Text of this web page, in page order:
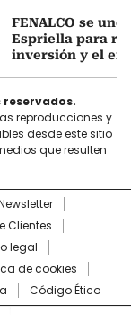
FENALCO se une
Espriella para
inversión y el
reservados.
reproducciones y
desde este sitio
que resulten
Clientes
legal
de cookies
Código Ético